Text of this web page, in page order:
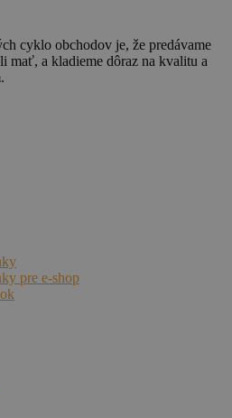
cyklo obchodov je, že predávame
mať, a kladieme dôraz na kvalitu a
pre e-shop